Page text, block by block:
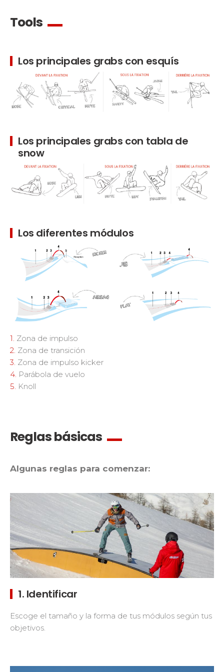
¡Una de nuestras prioridades!
Tools
Los principales grabs con esquís
Los principales grabs con tabla de
snow
Los diferentes módulos
1. Zona de impulso
2. Zona de transición
3. Zona de impulso kicker
4. Parábola de vuelo
5. Knoll
Reglas básicas
Algunas reglas para comenzar:
1. Identificar
Escoge el tamaño y la forma de tus módulos según tus
objetivos.